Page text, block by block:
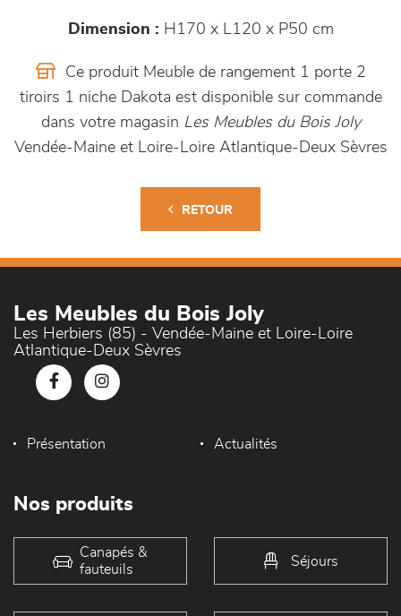
Dimension : H170 x L120 x P50 cm
Ce produit Meuble de rangement 1 porte 2
tiroirs 1 niche Dakota est disponible sur commande
dans votre magasin Les Meubles du Bois Joly
Vendée-Maine et Loire-Loire Atlantique-Deux Sèvres
RETOUR
Les Meubles du Bois Joly
Les Herbiers (85) - Vendée-Maine et Loire-Loire
Atlantique-Deux Sèvres
Présentation Actualités
Nos produits
Canapés &
fauteuils
Séjours